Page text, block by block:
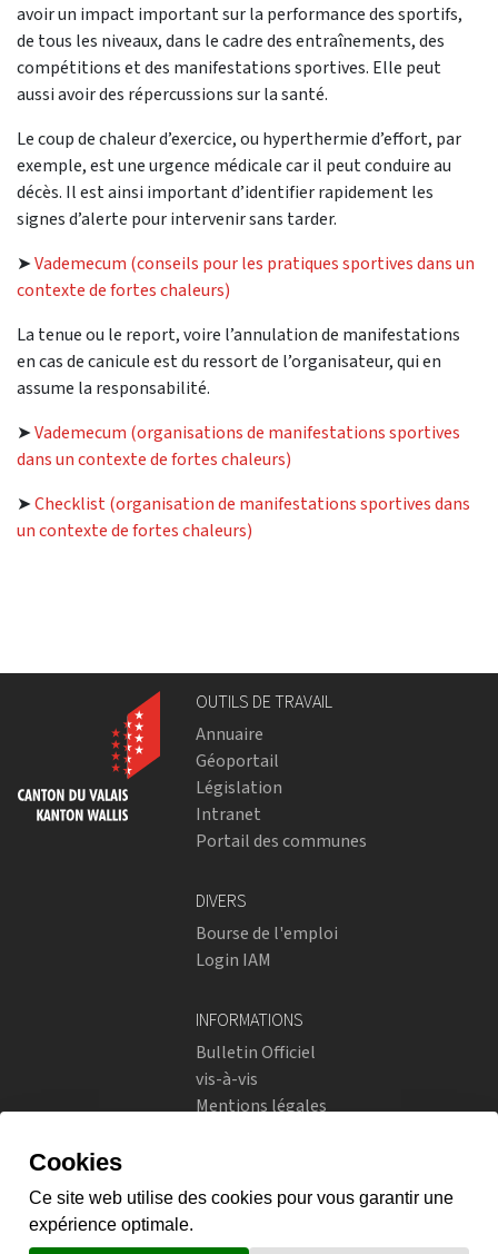
avoir un impact important sur la performance des sportifs,
de tous les niveaux, dans le cadre des entraînements, des
compétitions et des manifestations sportives. Elle peut
aussi avoir des répercussions sur la santé.
Le coup de chaleur d’exercice, ou hyperthermie d’effort, par
exemple, est une urgence médicale car il peut conduire au
décès. Il est ainsi important d’identifier rapidement les
signes d’alerte pour intervenir sans tarder.
➤Vademecum (conseils pour les pratiques sportives dans un
contexte de fortes chaleurs)
La tenue ou le report, voire l’annulation de manifestations
en cas de canicule est du ressort de l’organisateur, qui en
assume la responsabilité.
➤Vademecum (organisations de manifestations sportives
dans un contexte de fortes chaleurs)
➤Checklist (organisation de manifestations sportives dans
un contexte de fortes chaleurs)
OUTILS DE TRAVAIL
Annuaire
Géoportail
Législation
Intranet
Portail des communes
DIVERS
Bourse de l'emploi
Login IAM
INFORMATIONS
Bulletin Officiel
vis-à-vis
Mentions légales